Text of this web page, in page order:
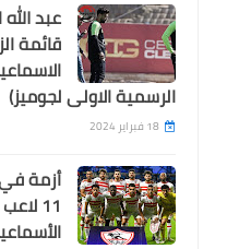
عبد
قائمة
الرسمية الاولى لجوميز)
18 فبراير 2024
أزمة
11
اخبار خفيفة
ويبعده عن
المقبلة